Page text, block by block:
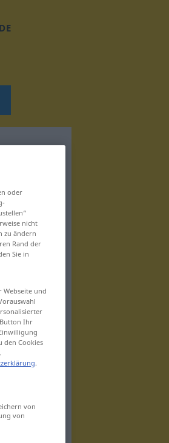
DE
oder
nicht
zu ändern
Rand der
Sie in
und
Ihr
den Cookies
.
von
von